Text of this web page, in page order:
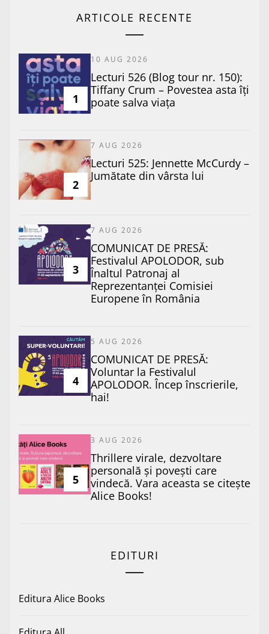
ARTICOLE RECENTE
1
10 AUG 2026
Lecturi 526 (Blog tour nr. 150):
Tiffany Crum – Povestea asta îți
poate salva viața
2
7 AUG 2026
Lecturi 525: Jennette McCurdy –
Jumătate din vârsta lui
3
7 AUG 2026
COMUNICAT DE PRESĂ:
Festivalul APOLODOR, sub
Înaltul Patronaj al
Reprezentanței Comisiei
Europene în România
4
5 AUG 2026
COMUNICAT DE PRESĂ:
Voluntar la Festivalul
APOLODOR. Încep înscrierile,
hai!
5
3 AUG 2026
Thrillere virale, dezvoltare
personală și povești care
vindecă. Vara aceasta se citește
Alice Books!
EDITURI
Editura Alice Books